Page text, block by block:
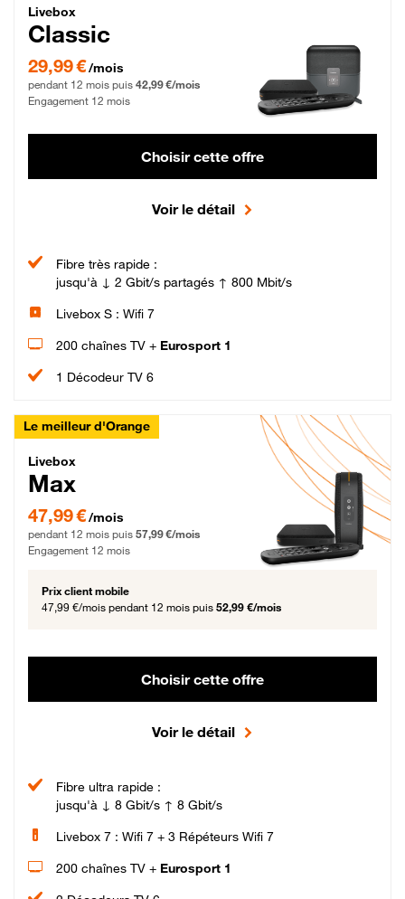
Livebox Classic Fibre
Livebox
Classic
29,99 € par mois pendant 12 mois puis 42,99 € par mois, Engagement 12 mois
29,99 €/mois
pendant 12 mois puis 42,99 €/mois
Engagement 12 mois
Choisir cette offre
Voir le détail
Fibre très rapide :
jusqu'à ↓ 2 Gbit/s partagés ↑ 800 Mbit/s
Livebox S : Wifi 7
200 chaînes TV + Eurosport 1
1 Décodeur TV 6
Le meilleur d'Orange
Livebox Max Fibre
Livebox
Max
47,99 € par mois pendant 12 mois puis 57,99 € par mois, Engagement 12 mois
47,99 €/mois
pendant 12 mois puis 57,99 €/mois
Engagement 12 mois
Prix client mobile
47,99 €/mois pendant 12 mois puis 52,99 €/mois
Choisir cette offre
Voir le détail
Fibre ultra rapide :
jusqu'à ↓ 8 Gbit/s ↑ 8 Gbit/s
Livebox 7 : Wifi 7 + 3 Répéteurs Wifi 7
200 chaînes TV + Eurosport 1